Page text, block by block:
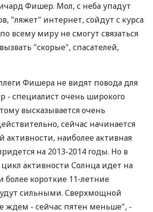
Фишер. Мол, с неба упадут
"ляжет" интернет, сойдут с курса
всему миру не смогут связаться
"скорые", спасателей,
Фишера не видят повода для
- специалист очень широкого
высказывается очень
сейчас начинается
активности, наиболее активная
на 2013-2014 годы. Но в
активности Солнца идет на
более короткие 11-летние
сильными. Сверхмощной
- сейчас пятен меньше", -